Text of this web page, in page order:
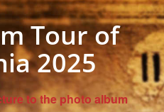
Tour of
2025
to the photo album